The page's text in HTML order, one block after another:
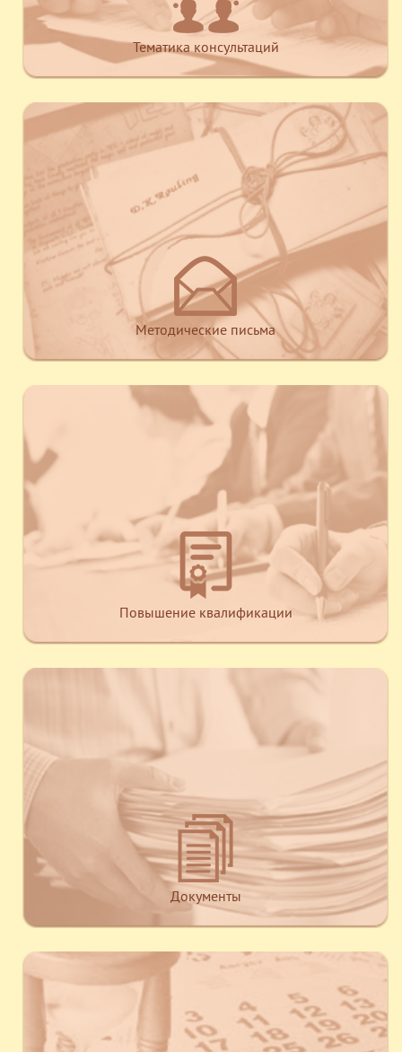
Тематика консультаций
Методические письма
Повышение квалификации
Документы